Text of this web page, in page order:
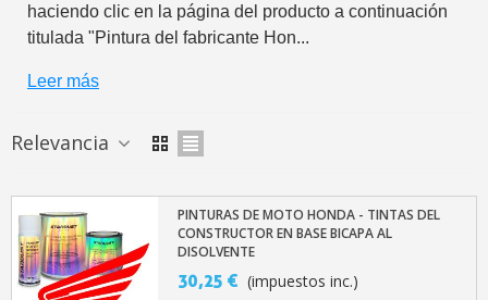
Cupón de 10 € por
haciendo clic en la página del producto a continuación
titulada "Pintura del fabricante Hon...
Leer más
Relevancia
PINTURAS DE MOTO HONDA - TINTAS DEL
CONSTRUCTOR EN BASE BICAPA AL
DISOLVENTE
30,25 € (impuestos inc.)